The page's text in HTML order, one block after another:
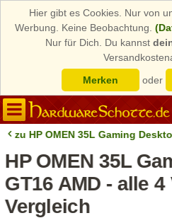
Hier gibt es Cookies. Nur von
Werbung. Keine Beobachtung.
Nur für Dich. Du kannst
Merken
oder
zu HP OMEN 35L Gaming
HP OMEN 35L
GT16 AMD - alle
Vergleich